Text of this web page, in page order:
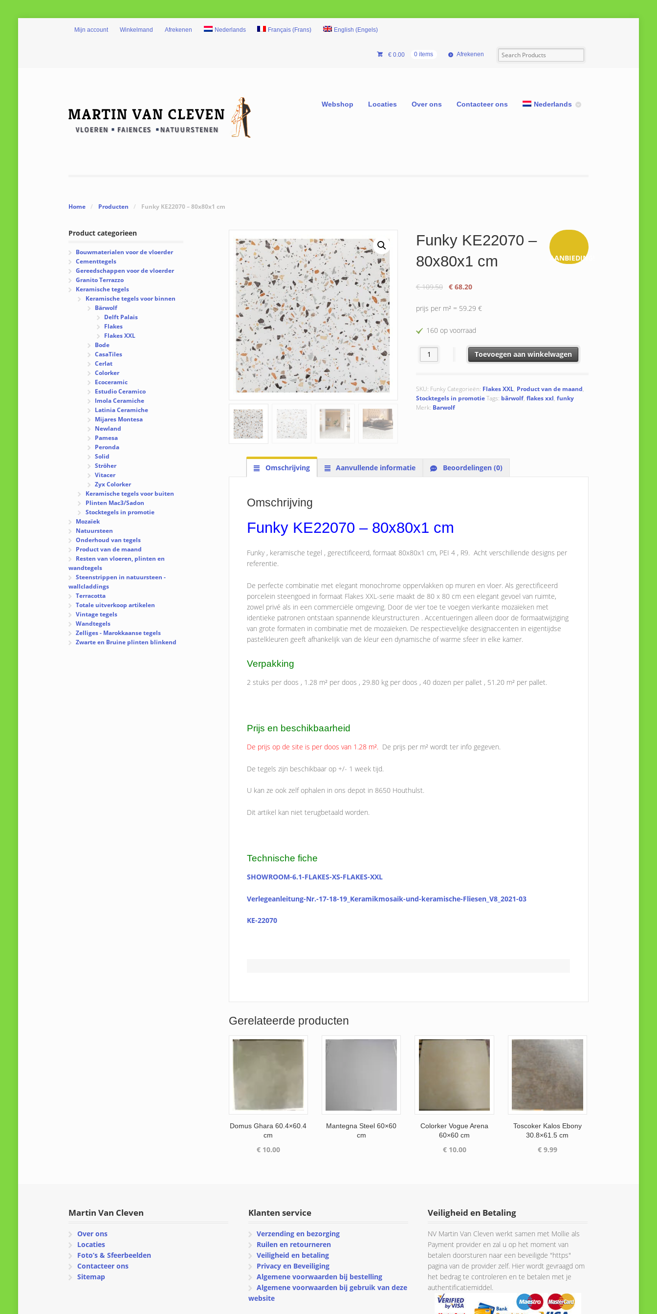
Mijn account Winkelmand Afrekenen Nederlands Français (Frans) English (Engels)
€0.00 0 items Afrekenen
Webshop Locaties Over ons Contacteer ons Nederlands
Home / Producten / Funky KE22070 – 80x80x1 cm
AANBIEDING!
Funky KE22070 –
80x80x1 cm
€109.50
Oorspronkelijke
was:
€ 68.20Huidige
is:
prijs per m² = 59.29 €
160 op voorraad
Funky KE22070 - 80x80x1 cm aantal
Toevoegen aan winkelwagen
SKU: Funky Categorieën: Flakes XXL, Product van de maand,
Stocktegels in promotie Tags: bârwolf, flakes xxl, funky
Merk: Barwolf
Omschrijving Aanvullende informatie Beoordelingen (0)
Omschrijving
Funky KE22070 – 80x80x1 cm
Funky , keramische tegel , gerectificeerd, formaat 80x80x1 cm, PEI 4 , R9. Acht verschillende designs per
referentie.
De perfecte combinatie met elegant monochrome oppervlakken op muren en vloer. Als gerectificeerd
porcelein steengoed in formaat Flakes XXL-serie maakt de 80 x 80 cm een elegant gevoel van ruimte,
zowel privé als in een commerciële omgeving. Door de vier toe te voegen vierkante mozaïeken met
identieke patronen ontstaan ​​spannende kleurstructuren . Accentueringen alleen door de formaatwijziging
van grote formaten in combinatie met de mozaïeken. De respectievelijke designaccenten in eigentijdse
pastelkleuren geeft afhankelijk van de kleur een dynamische of warme sfeer in elke kamer.
Verpakking
2 stuks per doos , 1.28 m² per doos , 29.80 kg per doos , 40 dozen per pallet , 51.20 m² per pallet.
Prijs en beschikbaarheid
De prijs op de site is per doos van 1.28 m². De prijs per m² wordt ter info gegeven.
De tegels zijn beschikbaar op +/- 1 week tijd.
U kan ze ook zelf ophalen in ons depot in 8650 Houthulst.
Dit artikel kan niet terugbetaald worden.
Technische fiche
SHOWROOM-6.1-FLAKES-XS-FLAKES-XXL
Verlegeanleitung-Nr.-17-18-19_Keramikmosaik-und-keramische-Fliesen_V8_2021-03
KE-22070
Gerelateerde producten
Domus Ghara 60.4×60.4
cm
€10.00
Mantegna Steel 60×60
cm
Colorker Vogue Arena
60×60 cm
€10.00
Toscoker Kalos Ebony
30.8×61.5 cm
€9.99
Product categorieen
Bouwmaterialen voor de vloerder
Cementtegels
Gereedschappen voor de vloerder
Granito Terrazzo
Keramische tegels
Keramische tegels voor binnen
Bärwolf
Delft Palais
Flakes
Flakes XXL
Bode
CasaTiles
Cerlat
Colorker
Ecoceramic
Estudio Ceramico
Imola Ceramiche
Latinia Ceramiche
Mijares Montesa
Newland
Pamesa
Peronda
Solid
Ströher
Vitacer
Zyx Colorker
Keramische tegels voor buiten
Plinten Mac3/Sadon
Stocktegels in promotie
Mozaïek
Natuursteen
Onderhoud van tegels
Product van de maand
Resten van vloeren, plinten en
wandtegels
Steenstrippen in natuursteen -
wallcladdings
Terracotta
Totale uitverkoop artikelen
Vintage tegels
Wandtegels
Zelliges - Marokkaanse tegels
Zwarte en Bruine plinten blinkend
Martin Van Cleven
Over ons
Locaties
Foto’s & Sfeerbeelden
Contacteer ons
Sitemap
Klanten service
Verzending en bezorging
Ruilen en retourneren
Veiligheid en betaling
Privacy en Beveiliging
Algemene voorwaarden bij bestelling
Algemene voorwaarden bij gebruik van deze
website
Veiligheid en Betaling
NV Martin Van Cleven werkt samen met Mollie als
Payment provider en zal u op het moment van
betalen doorsturen naar een beveiligde "https"
pagina van de provider zelf. Hier wordt gevraagd om
het bedrag te controleren en te betalen met je
authentificatiemiddel.